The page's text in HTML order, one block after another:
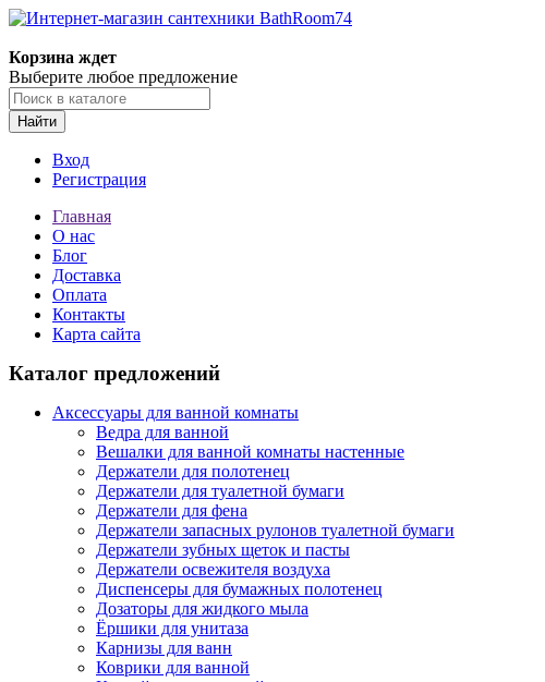
Корзина ждет
Выберите любое предложение
Найти
Вход
Регистрация
Главная
О нас
Блог
Доставка
Оплата
Контакты
Карта сайта
Каталог предложений
Аксессуары для ванной комнаты
Ведра для ванной
Вешалки для ванной комнаты настенные
Держатели для полотенец
Держатели для туалетной бумаги
Держатели для фена
Держатели запасных рулонов туалетной бумаги
Держатели зубных щеток и пасты
Держатели освежителя воздуха
Диспенсеры для бумажных полотенец
Дозаторы для жидкого мыла
Ёршики для унитаза
Карнизы для ванн
Коврики для ванной